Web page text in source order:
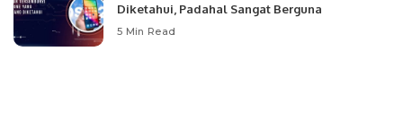
Diketahui, Padahal Sangat Berguna
5 Min Read